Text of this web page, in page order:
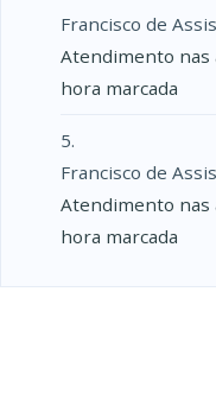
Francisco de
Atendimento nas
hora marcada
Francisco de
Atendimento nas
hora marcada